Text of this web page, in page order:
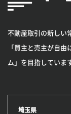
不動産取引の新しい
「買主と売主が自
ム」を目指していま
埼玉県